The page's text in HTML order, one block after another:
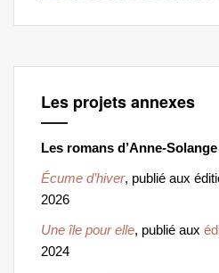
Les projets annexes
Les romans d’Anne-
Écume d’hiver, publié aux
2026
Une île pour elle, publié aux
2024